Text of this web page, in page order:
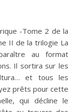
II de la trilogie La
au format
Il sortira sur les
et tous les
prêts pour cette
qui décline le